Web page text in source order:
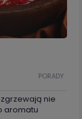
PORADY
nie
aromatu